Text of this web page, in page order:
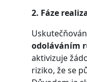
2. Fáze
odoláváním
aktivizuje
riziko, že se